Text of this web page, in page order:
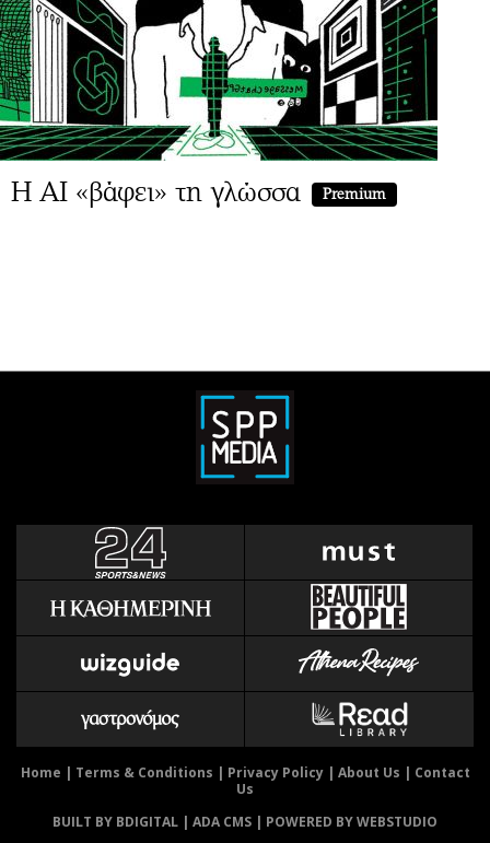
Η AI «βάφει» τη γλώσσα Premium
Home | Terms & Conditions | Privacy Policy| About Us | Contact
Us
BUILT BY BDIGITAL | ADA CMS | POWERED BY WEBSTUDIO